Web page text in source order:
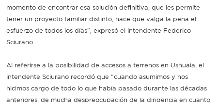
momento de encontrar esa solución definitiva, que les permite
tener un proyecto familiar distinto, hace que valga la pena el
esfuerzo de todos los días", expresó el intendente Federico
Sciurano.
Al referirse a la posibilidad de accesos a terrenos en Ushuaia, el
intendente Sciurano recordó que "cuando asumimos y nos
hicimos cargo de todo lo que había pasado durante las décadas
anteriores, de mucha despreocupación de la dirigencia en cuanto